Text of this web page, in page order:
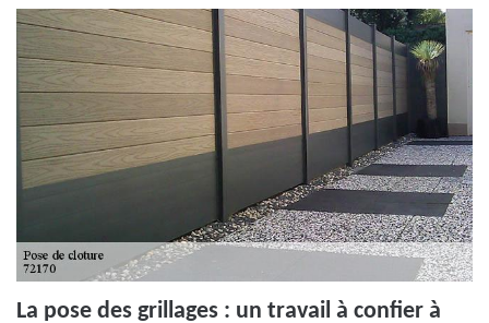
La pose des grillages : un travail à confier à